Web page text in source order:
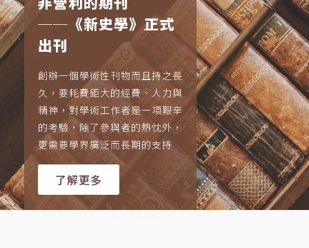
──《新史學》正式
出刊
創辦一個學術性刊物而且持之長
久，要耗費鉅大的經費、人力與
精神，對學術工作者是一項艱辛
的考驗，除了參與者的熱忱外，
更需要學界廣泛而長期的支持
了解更多